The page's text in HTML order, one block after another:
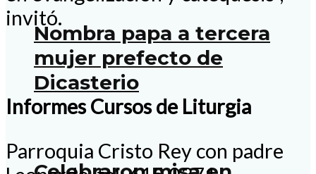
Nombra papa a tercera
mujer prefecto de
Dicasterio
invitó.
Informes Cursos de Liturgia
Parroquia Cristo Rey con padre